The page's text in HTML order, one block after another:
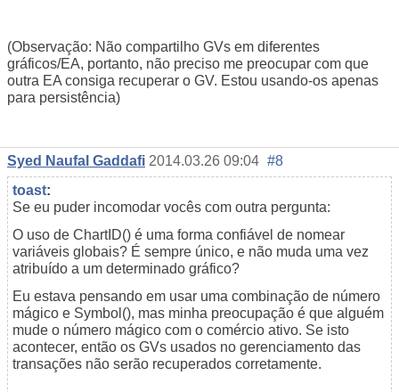
(Observação: Não compartilho GVs em diferentes
gráficos/EA, portanto, não preciso me preocupar com que
outra EA consiga recuperar o GV. Estou usando-os apenas
para persistência)
Syed Naufal Gaddafi 2014.03.26 09:04 #8
toast:
Se eu puder incomodar vocês com outra pergunta:
O uso de ChartID() é uma forma confiável de nomear
variáveis globais? É sempre único, e não muda uma vez
atribuído a um determinado gráfico?
Eu estava pensando em usar uma combinação de número
mágico e Symbol(), mas minha preocupação é que alguém
mude o número mágico com o comércio ativo. Se isto
acontecer, então os GVs usados no gerenciamento das
transações não serão recuperados corretamente.